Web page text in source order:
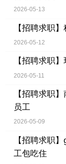
2026-05-13
【招聘求职】
2026-05-12
【招聘求职】
2026-05-11
【招聘求职】
员工
2026-05-09
【招聘求职】
工包吃住